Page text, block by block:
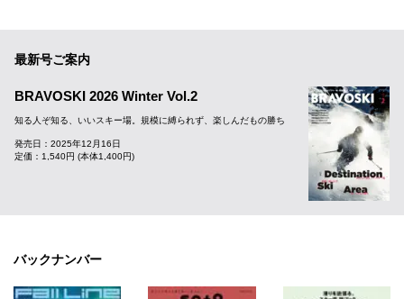
最新号ご案内
BRAVOSKI 2026 Winter Vol.2
知る人ぞ知る、いいスキー場。規模に縛られず、楽しんだもの勝ち
発売日：2025年12月16日
定価：1,540円 (本体1,400円)
バックナンバー